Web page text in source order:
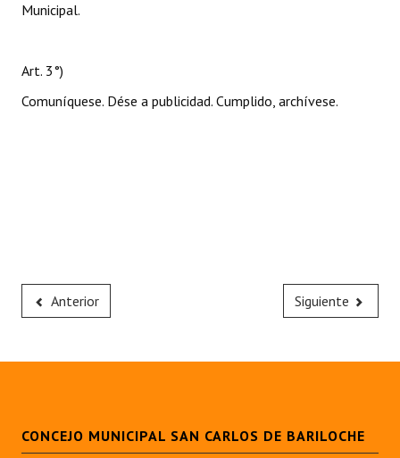
Municipal.
Art. 3°)
Comuníquese. Dése a publicidad. Cumplido, archívese.
Anterior Siguiente
CONCEJO MUNICIPAL SAN CARLOS DE BARILOCHE